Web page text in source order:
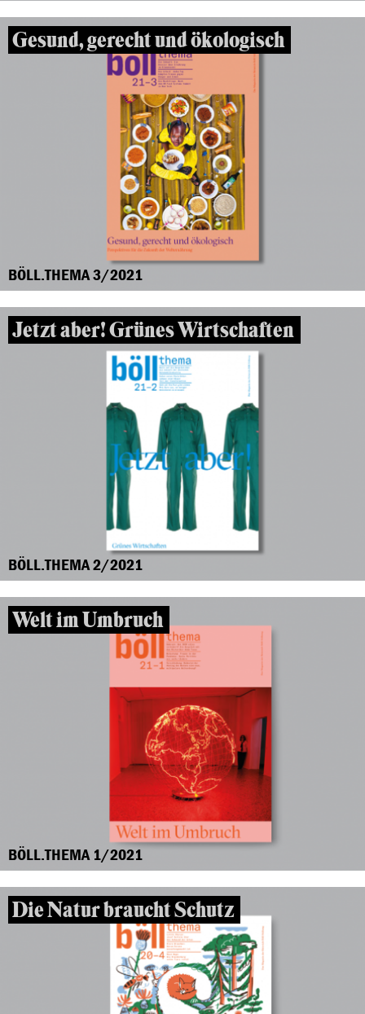
Gesund, gerecht und ökologisch
BÖLL.THEMA 3/2021
Jetzt aber! Grünes Wirtschaften
BÖLL.THEMA 2/2021
Welt im Umbruch
BÖLL.THEMA 1/2021
Die Natur braucht Schutz